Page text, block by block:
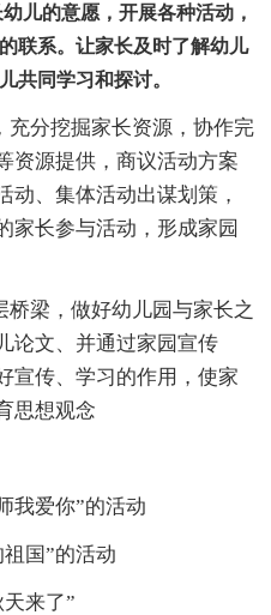
的意愿，开展各种活动，
联系。让家长及时了解幼儿
共同学习和探讨。
分挖掘家长资源，协作完
资源提供，商议活动方案
动、集体活动出谋划策，
家长参与活动，形成家园
梁，做好幼儿园与家长之
论文、并通过家园宣传
宣传、学习的作用，使家
思想观念
爱你”的活动
国”的活动
来了”